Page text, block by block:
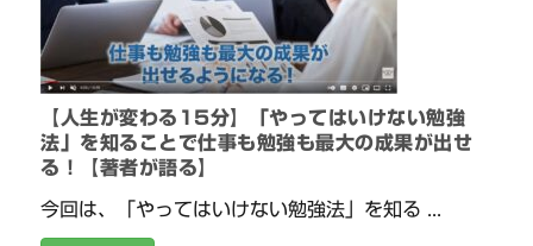
【人生が変わる15分】「やってはいけない勉強
法」を知ることで仕事も勉強も最大の成果が出せ
る！【著者が語る】
今回は、「やってはいけない勉強法」を知る ...